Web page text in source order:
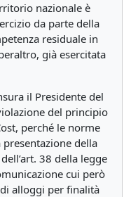
nazionale è
da parte della
residuale in
già esercitata
il Presidente del
del principio
perché le norme
della
38 della legge
cui però
alloggi per finalità